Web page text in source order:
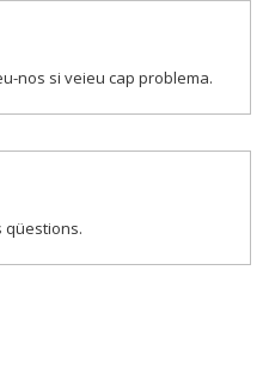
nos si veieu cap problema.
qüestions.